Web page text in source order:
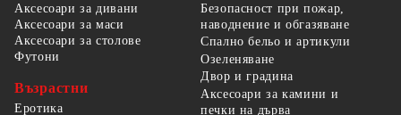
Аксесоари за дивани
Аксесоари за маси
Аксесоари за столове
Футони
Възрастни
Еротика
Безопасност при пожар,
наводнение и обгазяване
Спално бельо и артикули
Озеленяване
Двор и градина
Аксесоари за камини и
печки на дърва